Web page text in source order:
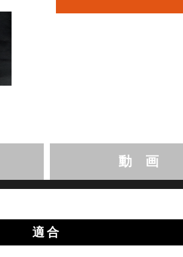
動 画
適合